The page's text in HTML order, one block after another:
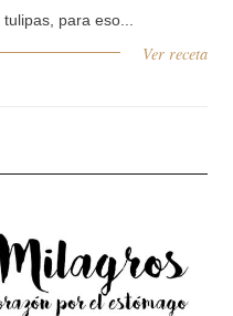
para eso...
Ver receta